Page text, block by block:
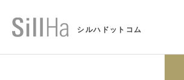
シルハドットコム